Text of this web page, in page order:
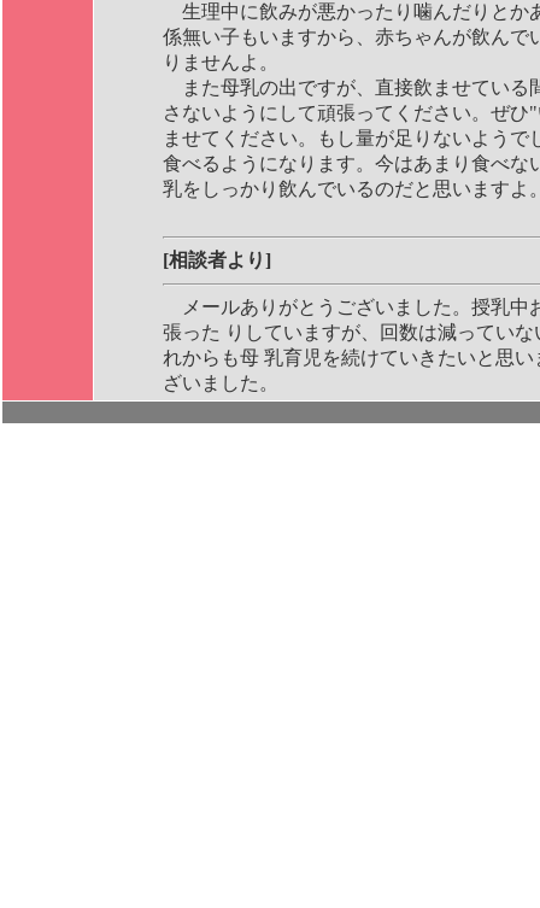
生理中に飲みが悪かったり噛んだりとか
係無い子もいますから、赤ちゃんが飲んで
りませんよ。
また母乳の出ですが、直接飲ませている
さないようにして頑張ってください。ぜ
ませてください。もし量が足りないようで
食べるようになります。今はあまり食べな
乳をしっかり飲んでいるのだと思いますよ
[相談者より]
メールありがとうございました。授乳中
張った りしていますが、回数は減ってい
れからも母 乳育児を続けていきたいと思
ざいました。